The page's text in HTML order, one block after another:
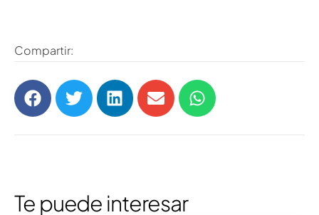
Compartir:
Te puede interesar